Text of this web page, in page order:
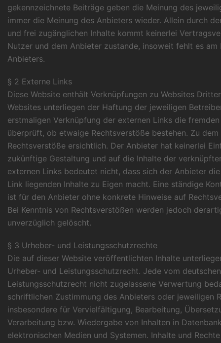
gekennzeichnete Beiträge geben die Meinung des
immer die Meinung des Anbieters wieder. Allein durch
und frei zugänglichen Inhalte kommt keinerlei
Nutzer und dem Anbieter zustande, insoweit fehlt es am
Anbieters.
§ 2 Externe Links
Diese Website enthält Verknüpfungen zu Websites
Websites unterliegen der Haftung der jeweiligen
erstmaligen Verknüpfung der externen Links die
überprüft, ob etwaige Rechtsverstöße bestehen. Zu
Rechtsverstöße ersichtlich. Der Anbieter hat keinerlei
zukünftige Gestaltung und auf die Inhalte der
externen Links bedeutet nicht, dass sich der Anbieter
Link liegenden Inhalte zu Eigen macht. Eine ständige
ist für den Anbieter ohne konkrete Hinweise auf
Bei Kenntnis von Rechtsverstößen werden jedoch
unverzüglich gelöscht.
§ 3 Urheber- und Leistungsschutzrechte
Die auf dieser Website veröffentlichten Inhalte
Urheber- und Leistungsschutzrecht. Jede vom
Leistungsschutzrecht nicht zugelassene Verwertung
schriftlichen Zustimmung des Anbieters oder jeweiligen
insbesondere für Vervielfältigung, Bearbeitung,
Verarbeitung bzw. Wiedergabe von Inhalten in
elektronischen Medien und Systemen. Inhalte und